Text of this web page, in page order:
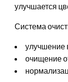
улучшается
Система
улучшение
очищение